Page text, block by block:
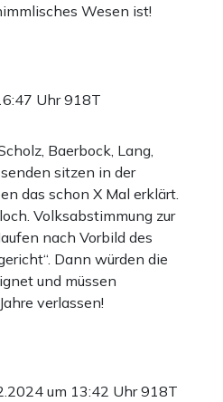
Wesen ist!
Uhr918T
Baerbock, Lang,
sitzen in der
das schon X Mal erklärt.
Volksabstimmung zur
nach Vorbild des
Dann würden die
und müssen
verlassen!
um 13:42 Uhr918T